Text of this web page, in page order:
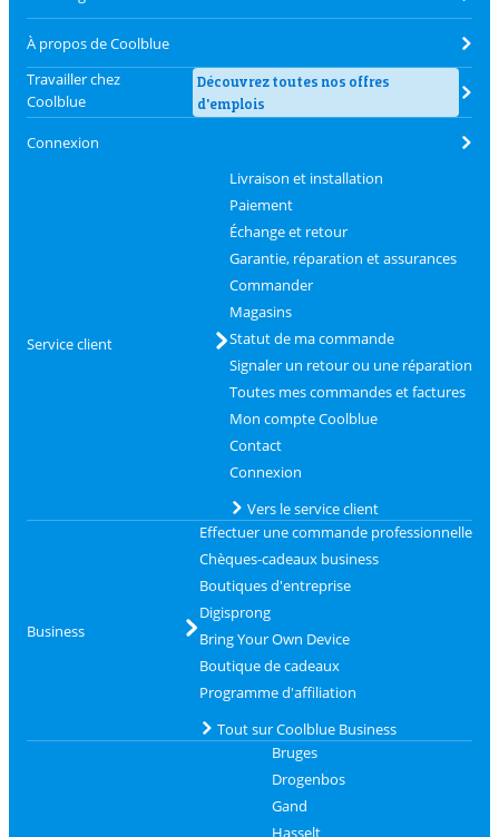
À propos de Coolblue
Travailler chez
Coolblue
Découvrez toutes nos offres
d'emplois
Connexion
Service client
Livraison et installation
Paiement
Échange et retour
Garantie, réparation et assurances
Commander
Magasins
Statut de ma commande
Signaler un retour ou une réparation
Toutes mes commandes et factures
Mon compte Coolblue
Contact
Connexion
Vers le service client
Business
Effectuer une commande professionnelle
Chèques-cadeaux business
Boutiques d'entreprise
Digisprong
Bring Your Own Device
Boutique de cadeaux
Programme d'affiliation
Tout sur Coolblue Business
Bruges
Drogenbos
Gand
Hasselt